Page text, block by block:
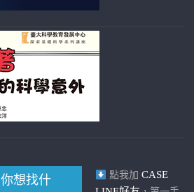
你想找什
點我加 CASE